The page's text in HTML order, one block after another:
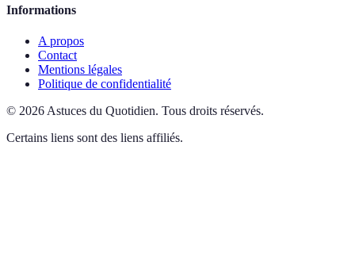
Informations
A propos
Contact
Mentions légales
Politique de confidentialité
© 2026Astuces du Quotidien. Tous droits réservés.
Certains liens sont des liens affiliés.